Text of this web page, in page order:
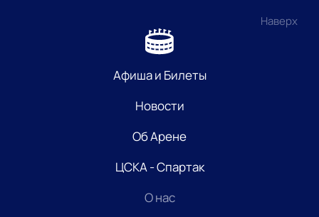
Наверх
Афиша и Билеты
Новости
Об Арене
ЦСКА - Спартак
О нас